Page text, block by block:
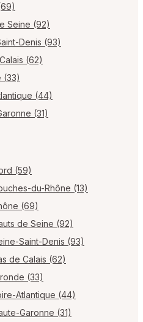
Seine (92)
Denis (93)
(62)
(33)
(44)
(31)
(59)
du-Rhône (13)
(69)
de Seine (92)
Saint-Denis (93)
de Calais (62)
(33)
Atlantique (44)
Garonne (31)